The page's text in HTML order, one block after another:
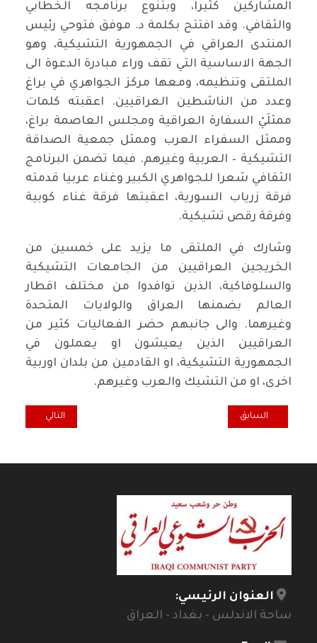
المشاركين كثيرا، وبتنوع برنامجه الخطابي
والثقافي. وقد افتتح بكلمة د. موفق فتوحي رئيس
المنتدى العراقي في الجمهورية التشيكية، وهو
الجهة الاساسية التي تقف وراء مبادرة الدعوة الى
الملتقى وتنظيمه، ومعها مركز الجواهري في براغ
وعدد من الناشطين العراقيين. اعقبته كلمات
ممثلَيْ السفارة العراقية ومجلس العاصمة براغ،
وممثل السفراء العرب وممثل جمعية الصداقة
التشيكية – العربية وغيرهم. فيما تضمن البرنامج
الثقافي شعرا للجواهري الكبير وغناء عربيا قدمته
فرقة زرياب السورية، اعقبتها فرقة غناء كوبية
وفرقة رقص تشيكية.
وشارك في الملتقى ما يزيد على خمسين من
الخريجين العراقيين من الجامعات التشيكية
والسلوفاكية، الذين توافدوا من مختلف اقطار
العالم بضمنها العراق والولايات المتحدة
وغيرهما. والى جانبهم حضر الفعاليات كثير من
العراقيين الذين يعيشون او يعملون في
الجمهورية التشيكية، او القادمين من بلدان اوربية
اخرى، او من التشيك والعرب وغيرهم.
المقال السابق: وفد من أبناء الجالية العراقية في مشيكان يقدم مذكرة
السابق المقال التالي:
التالي
العنوان الرئيسي:
ساحة الاندلس - بغداد - العراق